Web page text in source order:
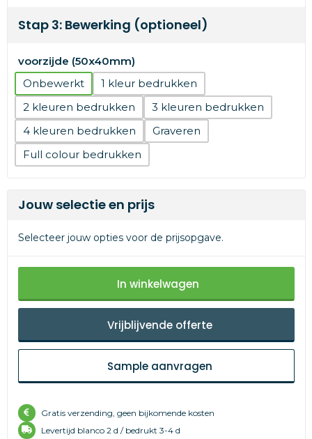
Stap 3: Bewerking (optioneel)
voorzijde (50x40mm)
Onbewerkt
1
2
3
4
Graveren
Full colour
Jouw selectie en prijs
Selecteer jouw opties voor de prijsopgave.
In winkelwagen
Vrijblijvende offerte
Sample aanvragen
Gratis verzending, geen bijkomende kosten
Levertijd blanco 2 d / bedrukt 3-4 d